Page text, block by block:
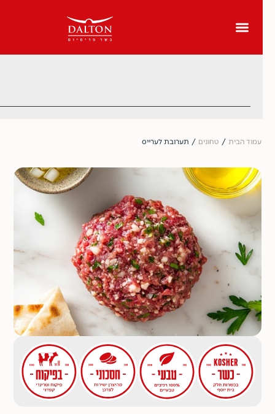
עמוד הבית/טחונים/ תערובת לערייס